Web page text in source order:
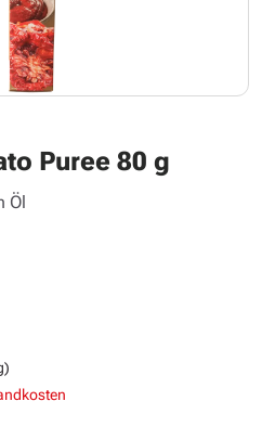
Puree 80 g
Öl